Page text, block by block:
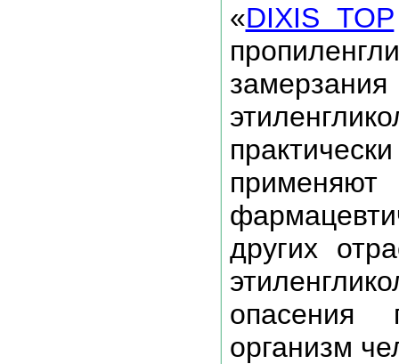
«DIXIS TOP
других
опасения
организм